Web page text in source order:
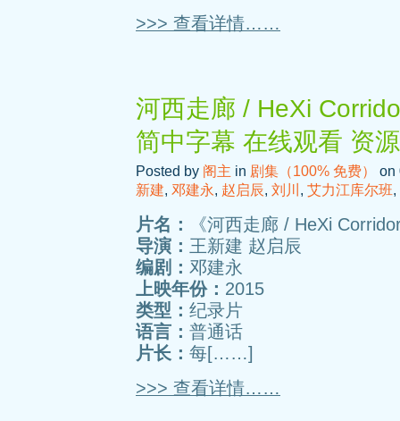
>>> 查看详情……
河西走廊 / HeXi
简中字幕 在线观看 资
Posted by 阁主 in 剧集（100% 免费）
on
新建, 邓建永, 赵启辰, 刘川 , 艾力江库尔班,
片名：
《河西走廊 / HeXi
导演： 王新建 赵启辰
编剧： 邓建永
上映年份： 2015
类型： 纪录片
语言： 普通话
片长： 每[……]
>>> 查看详情……